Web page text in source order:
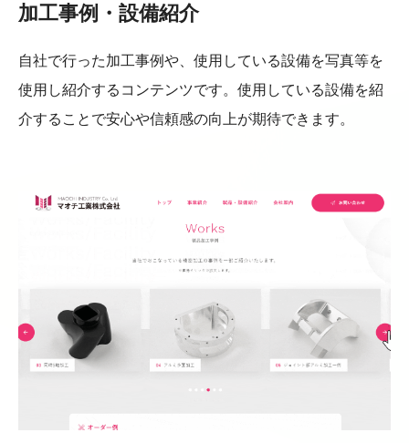
加工事例・設備紹介
自社で行った加工事例や、使用している設備を写真等を
使用し紹介するコンテンツです。使用している設備を紹
介することで安心や信頼感の向上が期待できます。